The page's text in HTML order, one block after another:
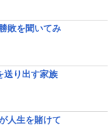
敗を聞いてみ
送り出す家族
人生を賭けて